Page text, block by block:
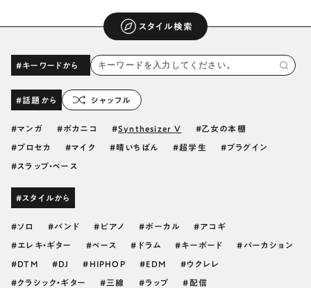
スタイル検索
#キーワードから
#話題から シャッフル
マンガ ボカニコ Synthesizer V 乙女の本棚
プロセカ マイク 晴いちばん 超学生 プラグイン
スラップ・ベース
#スタイルから
ソロ バンド ピアノ ボーカル アコギ
エレキ・ギター ベース ドラム キーボード パーカション
DTM DJ HIPHOP EDM ウクレレ
クラシック・ギター 三線 ラップ 配信